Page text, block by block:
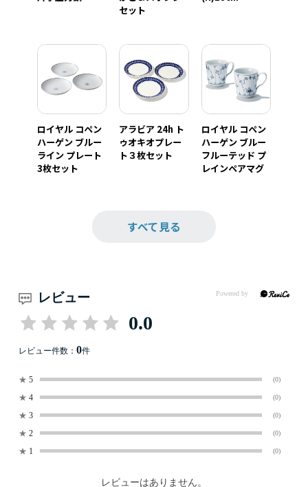
セット
ロイヤル コペン
ハーゲン ブルー
ライン プレート
3枚セット
アラビア 24h ト
ゥオキオプレー
ト３枚セット
ロイヤル コペン
ハーゲン ブルー
フルーテッド プ
レインペアマグ
すべて見る
レビュー
0.0
レビュー件数： 0件
★ 5 (0)
★ 4 (0)
★ 3 (0)
★ 2 (0)
★ 1 (0)
レビューはありません。